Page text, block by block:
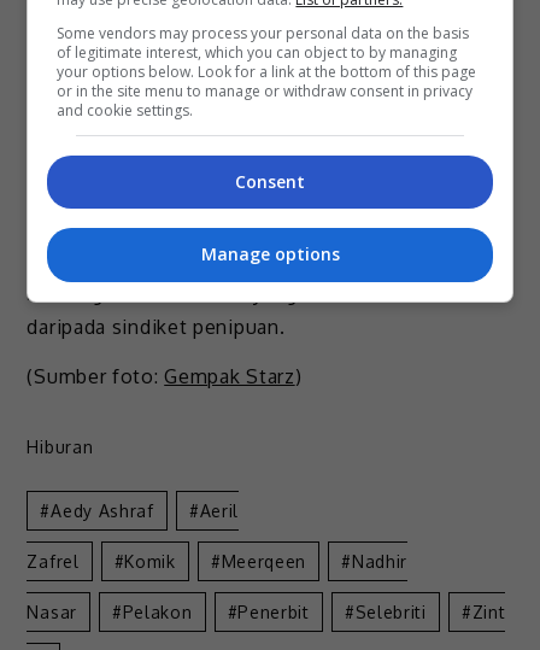
harga promosi RM99 di PBAKL, di mana harga
asalnya adalah RM120. Set itu merangkumi komik
eksklusif karya pelukis Zint Lu, ‘hoodie’, pelekat
koleksi dan ‘lanyard’ istimewa.
Filem “Klepet” yang dibintangi pelakon Meerqeen,
Aedy Ashraf dan Nadhir Nasar, mengisahkan tiga
sahabat, Pali, Jani dan Wadi yang terseret dalam
pengembaraan luar biasa selepas bertemu dengan
seorang wanita Ukraine yang melarikan diri
daripada sindiket penipuan.
(Sumber foto: Gempak Starz)
Hiburan
Aedy Ashraf Aeril
Zafrel Komik Meerqeen Nadhir
Nasar Pelakon Penerbit Selebriti Zint
Some vendors may process your personal data on the basis
of legitimate interest, which you can object to by managing
your options below. Look for a link at the bottom of this page
or in the site menu to manage or withdraw consent in privacy
and cookie settings.
Consent
Manage options